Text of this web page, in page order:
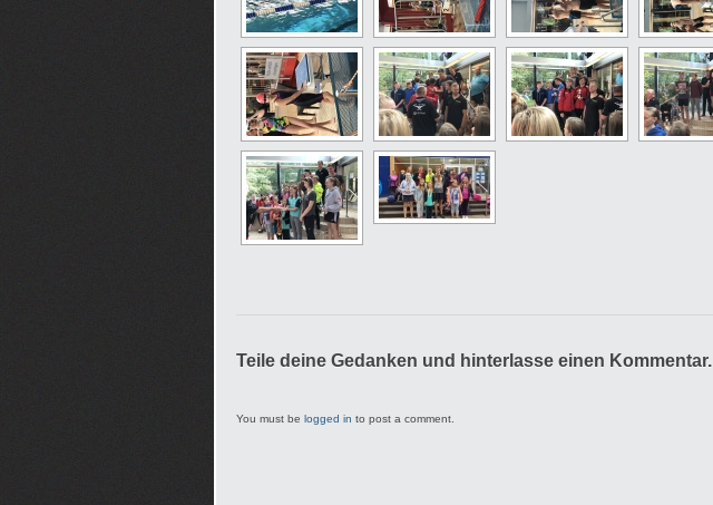
Teile deine Gedanken und hinterlasse einen Kommentar.
You must be logged in to post a comment.